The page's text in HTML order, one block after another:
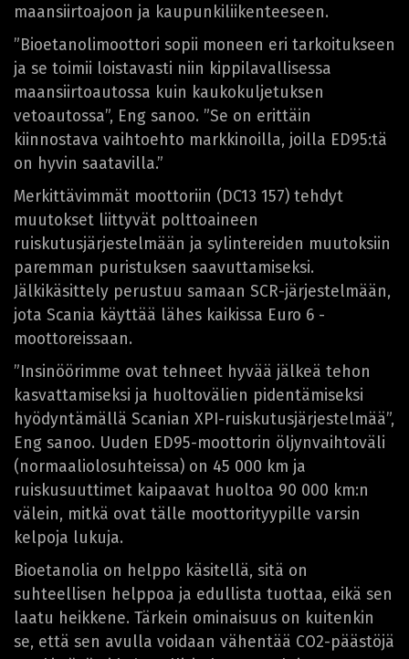
maansiirtoajoon ja kaupunkiliikenteeseen.
”Bioetanolimoottori sopii moneen eri tarkoitukseen
ja se toimii loistavasti niin kippilavallisessa
maansiirtoautossa kuin kaukokuljetuksen
vetoautossa”, Eng sanoo. ”Se on erittäin
kiinnostava vaihtoehto markkinoilla, joilla ED95:tä
on hyvin saatavilla.”
Merkittävimmät moottoriin (DC13 157) tehdyt
muutokset liittyvät polttoaineen
ruiskutusjärjestelmään ja sylintereiden muutoksiin
paremman puristuksen saavuttamiseksi.
Jälkikäsittely perustuu samaan SCR-järjestelmään,
jota Scania käyttää lähes kaikissa Euro 6 -
moottoreissaan.
”Insinöörimme ovat tehneet hyvää jälkeä tehon
kasvattamiseksi ja huoltovälien pidentämiseksi
hyödyntämällä Scanian XPI-ruiskutusjärjestelmää”,
Eng sanoo. Uuden ED95-moottorin öljynvaihtoväli
(normaaliolosuhteissa) on 45 000 km ja
ruiskusuuttimet kaipaavat huoltoa 90 000 km:n
välein, mitkä ovat tälle moottorityypille varsin
kelpoja lukuja.
Bioetanolia on helppo käsitellä, sitä on
suhteellisen helppoa ja edullista tuottaa, eikä sen
laatu heikkene. Tärkein ominaisuus on kuitenkin
se, että sen avulla voidaan vähentää CO2-päästöjä